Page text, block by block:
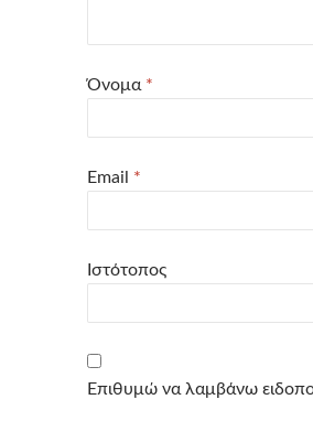
Όνομα *
Email *
Ιστότοπος
Επιθυμώ να λαμβάνω